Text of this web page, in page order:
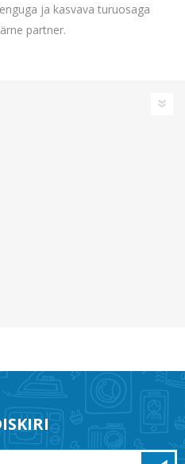
ja kasvava turuosaga
partner.